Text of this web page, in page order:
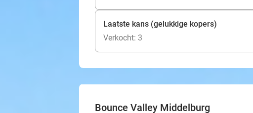
Laatste kans (gelukkige kopers)
Verkocht: 3
Bounce Valley Middelburg